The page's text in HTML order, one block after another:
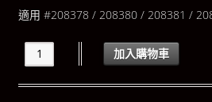
適用 #208378 / 208380 / 208381 /
加入購物車